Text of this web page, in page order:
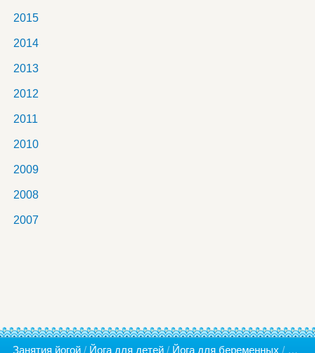
2015
2014
2013
2012
2011
2010
2009
2008
2007
Занятия йогой/ Йога для детей/ Йога для беременных /